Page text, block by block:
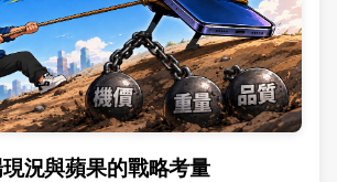
況與蘋果的戰略考量